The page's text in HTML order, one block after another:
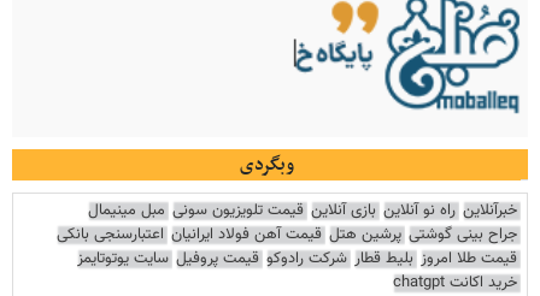
وبگردی
خبرآنلاین راه نو آنلاین بازی آنلاین قیمت تلویزیون سونی مبل مینیمال
جراح بینی گوشتی پرشین هتل قیمت آهن فولاد ایرانیان اعتبارسنجی بانکی
قیمت طلا امروز بلیط قطار شرکت رادوکو قیمت پروفیل سایت یوتوتایمز
خرید اکانت chatgpt